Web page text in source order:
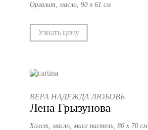
Оргалит, масло, 90 х 61 см
Узнать цену
ВЕРА НАДЕЖДА ЛЮБОВЬ
Лена Грызунова
Холст, масло, масл пастель, 80 х 70 см